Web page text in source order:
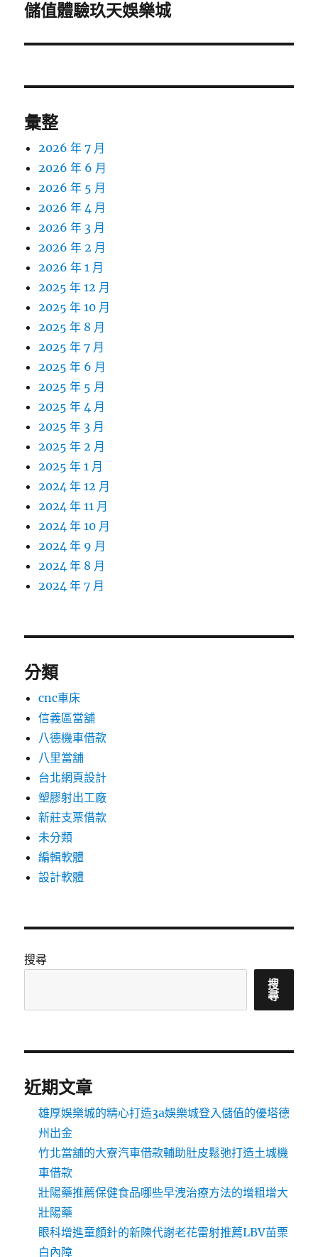
一
文
儲值體驗玖天娛樂城
彙整
2026 年 7 月
2026 年 6 月
2026 年 5 月
2026 年 4 月
2026 年 3 月
2026 年 2 月
2026 年 1 月
2025 年 12 月
2025 年 10 月
2025 年 8 月
2025 年 7 月
2025 年 6 月
2025 年 5 月
2025 年 4 月
2025 年 3 月
2025 年 2 月
2025 年 1 月
2024 年 12 月
2024 年 11 月
2024 年 10 月
2024 年 9 月
2024 年 8 月
2024 年 7 月
分類
cnc車床
信義區當舖
八德機車借款
八里當舖
台北網頁設計
塑膠射出工廠
新莊支票借款
未分類
編輯軟體
設計軟體
搜尋
搜
尋
近期文章
雄厚娛樂城的精心打造3a娛樂城登入儲值的優塔德
州出金
竹北當舖的大寮汽車借款輔助肚皮鬆弛打造土城機
車借款
壯陽藥推薦保健食品哪些早洩治療方法的增粗增大
壯陽藥
眼科增進童顏針的新陳代謝老花雷射推薦LBV苗栗
白內障